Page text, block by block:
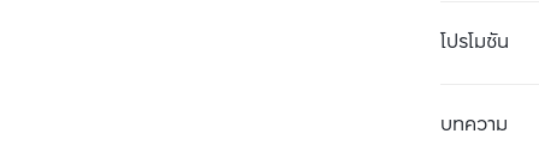
โปรโมชัน
บทความ